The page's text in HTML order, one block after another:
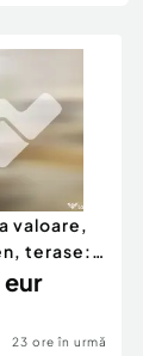
valoare,
terase:
sau
23 ore în urmă